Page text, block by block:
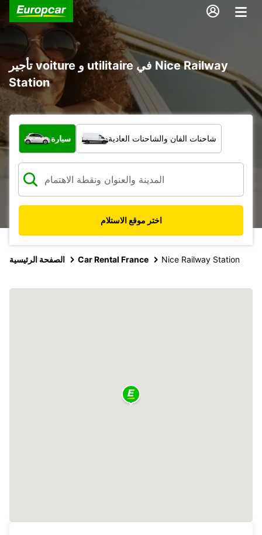
تأجير voiture و utilitaire في Nice Railway
Station
ما نوع المركبة؟
سيارة شاحنات الفان والشاحنات العادية
اختر موقع الاستلام
الصفحة الرئيسية Car Rental France Nice Railway Station